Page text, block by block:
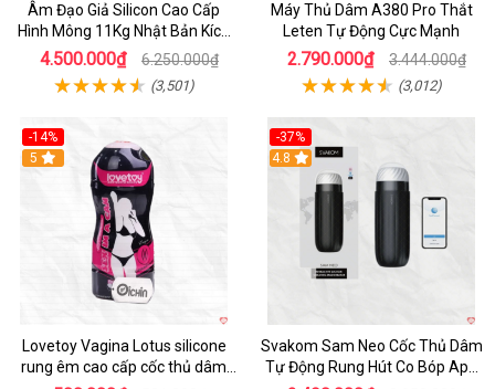
Âm Đạo Giả Silicon Cao Cấp
Hình Mông 11Kg Nhật Bản Kích
Thước Như Thật
4.500.000₫ 6.250.000₫
(3,501)
Máy Thủ Dâm A380 Pro Thắt
Leten Tự Động Cực Mạnh
2.790.000₫ 3.444.000₫
(3,012)
-14%
Hot
5
Lovetoy Vagina Lotus silicone
rung êm cao cấp cốc thủ dâm
-37%
4.8
Svakom Sam Neo Cốc Thủ Dâm
Tự Động Rung Hút Co Bóp App